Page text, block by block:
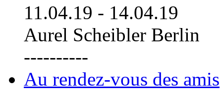
11.04.19 - 14.04.19
Aurel Scheibler Berlin
----------
Au rendez-vous des amis